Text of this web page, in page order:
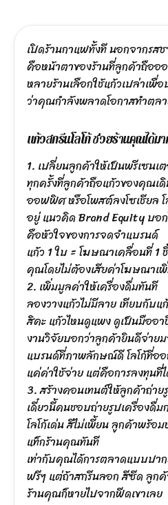
เปิดร้านกาแฟทั้งที นอกจากรส
คือหน้าตาของร้านที่ลูกค้าถืออ
หลายร้านเลือกใช้แก้วเปล่าเพื่
ว่าคุณกำลังพลาดโอกาสทำตล
แก้วสกรีนโลโก้ ช่วยร้านคุณได้ม
1. เปลี่ยนลูกค้าให้เป็นพรีเซนเ
ทุกครั้งที่ลูกค้าถือแก้วของคุณเ
ออฟฟิศ หรือโพสต์ลงโซเชียล
อยู่ แนวคิด Brand Equity บอก
คือหัวใจของการจดจำแบรนด์
แก้ว 1 ใบ = โฆษณาเคลื่อนที่ 1
คุณโดยไม่ต้องเสียค่าโฆษณาเ
2. เพิ่มมูลค่าให้เครื่องดื่มทันที
ลองวางแก้วไม่มีลาย เทียบกับ
สิคะ แก้วไหนดูแพง ดูเป็นมืออ
งานวิจัยบอกว่าลูกค้ายินดีจ่าย
แบรนด์ที่ภาพลักษณ์ดี โลโก้ที่อ
แค่ค่าใช้จ่าย แต่คือการลงทุน
3. สร้างคอนเทนต์ให้ลูกค้าถ่าย
เดี๋ยวนี้คนชอบถ่ายรูปเครื่องดื่
โลโก้เด่น สีไม่เพี้ยน ลูกค้าพร้
แท็กร้านคุณทันที
เท่ากับคุณได้การตลาดแบบปา
ฟรีๆ แต่ถ้าสกรีนลอก สีซีด ลูกค้
ร้านคุณก็หายไปจากฟีดเขาเลย